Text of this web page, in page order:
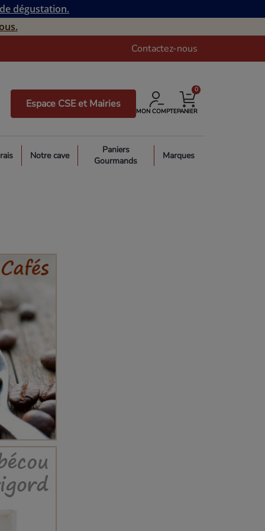
dégustation.
Contactez-nous
Espace CSE et Mairies
MON COMPTEPANIER
0
Notre cave
Paniers
Gourmands
Marques